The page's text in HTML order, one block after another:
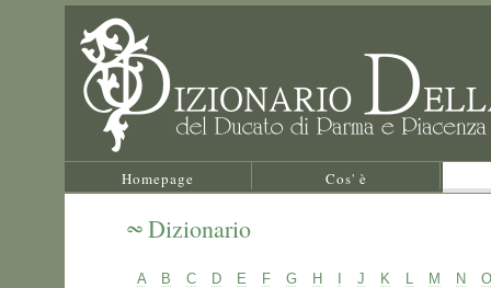
Homepage Cos' è
Dizionario
A B C D E F G H J K L M N O